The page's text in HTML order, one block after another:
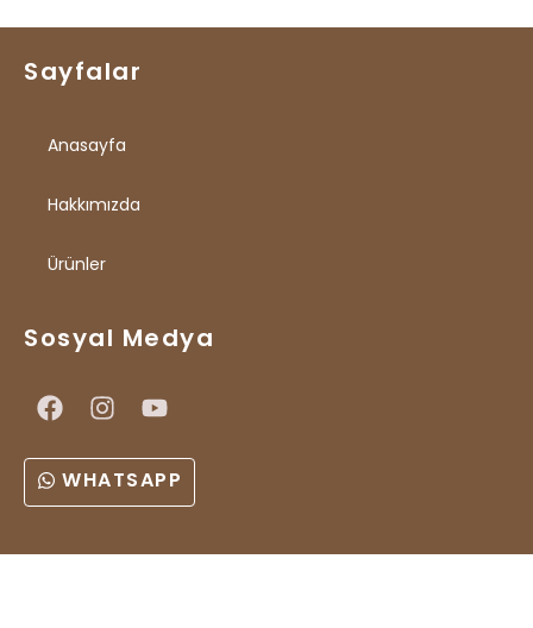
Sayfalar
Anasayfa
Hakkımızda
Ürünler
Sosyal Medya
WHATSAPP